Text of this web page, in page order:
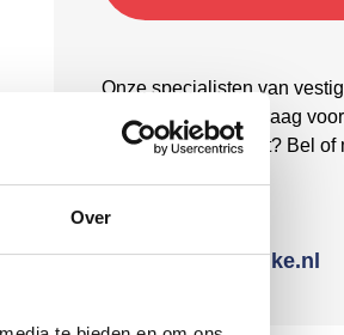
Over
Onze specialisten van
Middelburg staan graag
Liever direct contact? Bel
0118 689 000
middelburg@sinke.nl